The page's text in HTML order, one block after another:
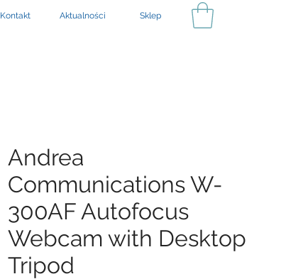
Kontakt Aktualności Sklep
Andrea
Communications W-
300AF Autofocus
Webcam with Desktop
Tripod